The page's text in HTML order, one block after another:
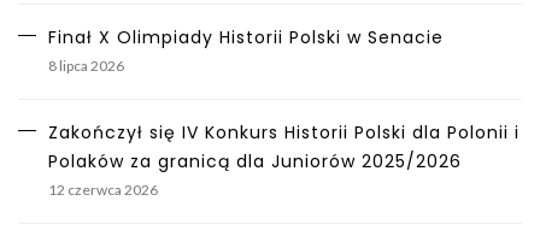
Finał X Olimpiady Historii Polski w Senacie
8 lipca 2026
Zakończył się IV Konkurs Historii Polski dla Polonii i
Polaków za granicą dla Juniorów 2025/2026
12 czerwca 2026